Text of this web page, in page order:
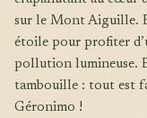
sur le Mont Aiguille.
étoile pour profiter
pollution lumineuse.
tambouille : tout est
Géronimo !